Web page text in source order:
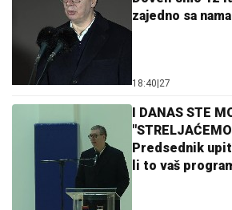
zajedno sa nama
18:40 27
I DANAS STE
Predsednik
li to vaš